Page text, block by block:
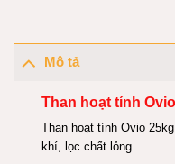
Mô tả
Than hoạt tính
Than hoạt tính Ovio
khí, lọc chất lỏng …